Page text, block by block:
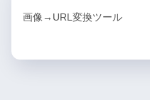
画像→URL変換ツール